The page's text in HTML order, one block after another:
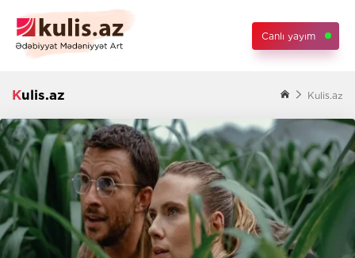
Canlı yayım
Kulis.az Kulis.az